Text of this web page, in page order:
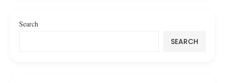
Search
SEARCH